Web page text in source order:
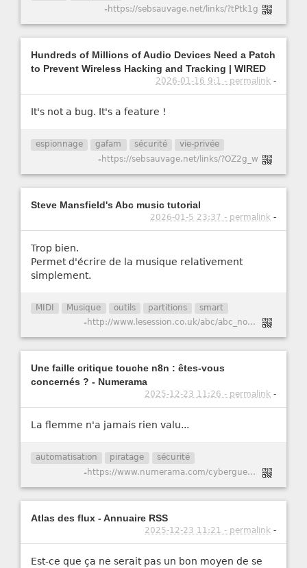
-https://sebsauvage.net/links/?tPtk1g
Hundreds of Millions of Audio Devices Need a Patch
to Prevent Wireless Hacking and Tracking | WIRED
2026-01-16 9:1 - permalink -
It's not a bug. It's a feature !
espionnage gafam sécurité vie-privée
-https://sebsauvage.net/links/?OZ2g_w
Steve Mansfield's Abc music tutorial
2026-01-5 23:37 - permalink -
Trop bien.
Permet d'écrire de la musique relativement
simplement.
MIDI Musique outils partitions smart
- http://www.lesession.co.uk/abc/abc_notation.htm
Une faille critique touche n8n : êtes-vous
concernés ? - Numerama
2025-12-23 11:26 - permalink -
La flemme n'a jamais rien valu...
automatisation piratage sécurité
- https://www.numerama.com/cyberguerre/2147741-une-faille-critique-touche-n8n-etes-vous-concernes.html
Atlas des flux - Annuaire RSS
2025-12-23 11:21 - permalink -
Est-ce que ça ne serait pas un bon moyen de se